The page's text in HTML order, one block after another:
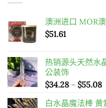
澳洲进口 MOR
$51.61
热销源头天然水
公装饰
$34.28 – $55.08價
白水晶魔法棒